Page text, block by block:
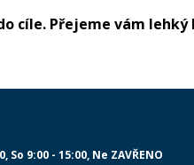
cíle. Přejeme vám
So 9:00 - 15:00 Ne ZAVŘENO